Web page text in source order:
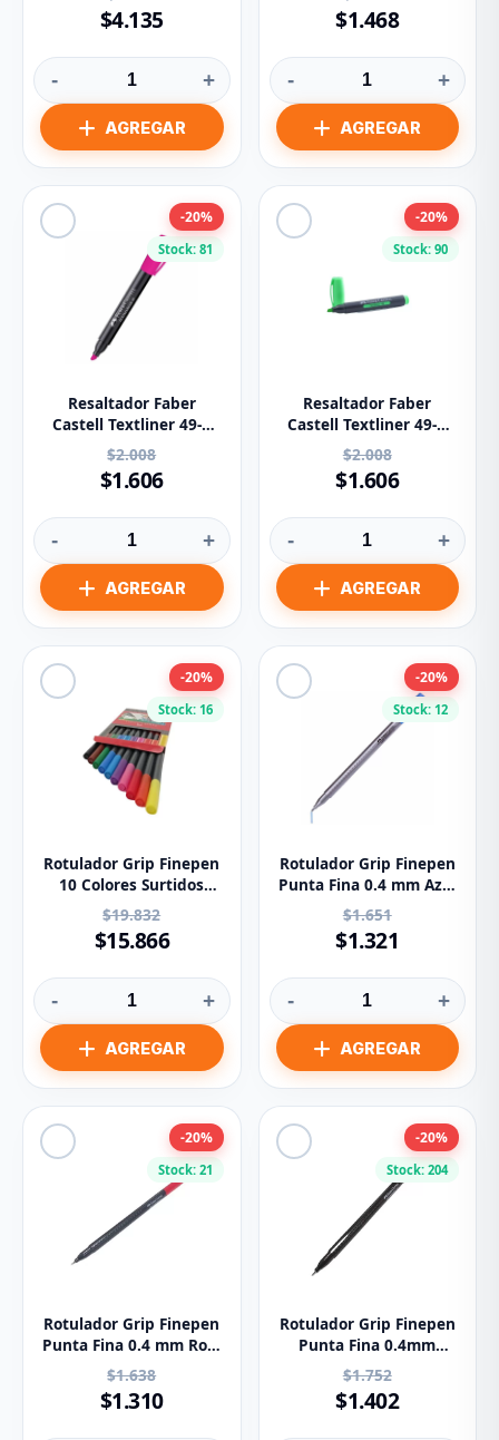
$4.135
- +
$1.468
- +
Stock: 81
-20%
Resaltador Faber
Castell Textliner 49-P
Rosado
$2.008
$1.606
- +
Stock: 90
-20%
Resaltador Faber
Castell Textliner 49-V
Verde
$2.008
$1.606
- +
Stock: 16
-20%
Rotulador Grip Finepen
10 Colores Surtidos
0.4mm Faber Castell
$19.832
$15.866
- +
Stock: 12
-20%
Rotulador Grip Finepen
Punta Fina 0.4 mm Azul
Faber Castell
$1.651
$1.321
- +
Stock: 21
-20%
Rotulador Grip Finepen
Punta Fina 0.4 mm Rojo
Faber Castell
$1.638
$1.310
Stock: 204
-20%
Rotulador Grip Finepen
Punta Fina 0.4mm
Negro 460-N Faber
Castell
$1.752
$1.402